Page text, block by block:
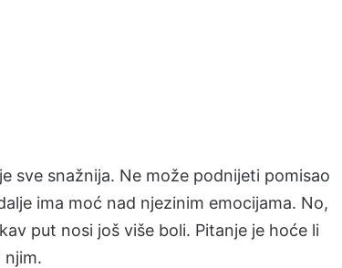
sve snažnija. Ne može podnijeti pomisao
ima moć nad njezinim emocijama. No,
put nosi još više boli. Pitanje je hoće li
njim.